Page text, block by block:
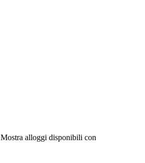
Mostra alloggi disponibili con